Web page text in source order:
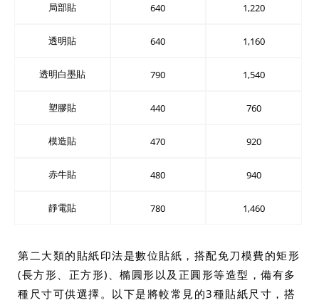
局部貼
透明貼
透明白墨貼
塑膠貼
模造貼
赤牛貼
靜電貼
640
640
790
440
470
480
780
1,220
1,160
1,540
760
920
940
1,460
第二大類的貼紙印法是數位貼紙，搭配免刀模費的矩形
(長方形、正方形)、橢圓形以及正圓形等造型，備有多
種尺寸可供選擇。以下是將較常見的3種貼紙尺寸，搭